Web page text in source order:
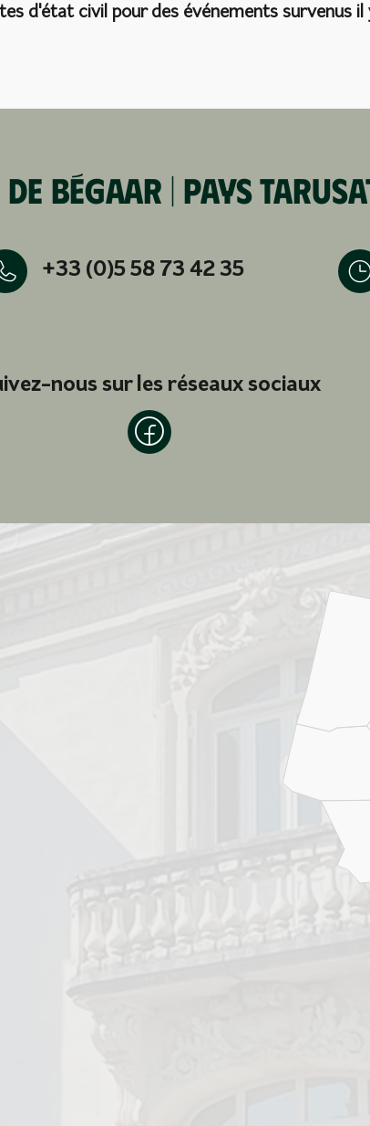
d'état civil pour des événements survenus il
Bégaar | Pays
+33 (0)5 58 73 42 35
nous sur les réseaux sociaux